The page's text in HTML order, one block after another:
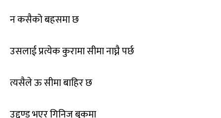
न कसैको बहसमा छ
उसलाई प्रत्येक कुरामा सीमा नाघ्नै पर्छ
त्यसैले ऊ सीमा बाहिर छ